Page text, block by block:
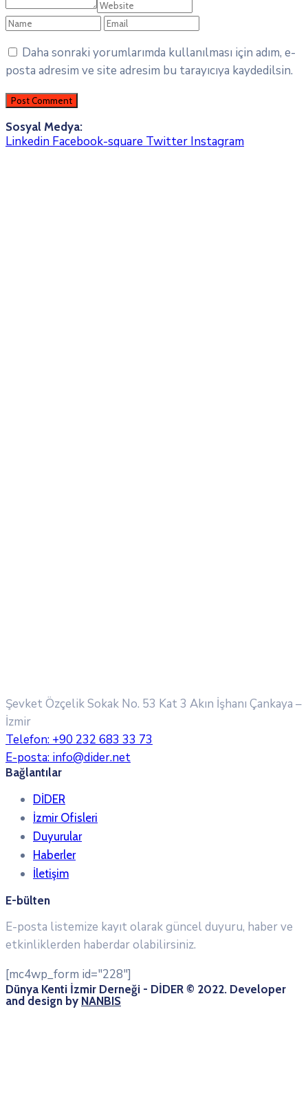
Daha sonraki yorumlarımda kullanılması için adım, e-
posta adresim ve site adresim bu tarayıcıya kaydedilsin.
Sosyal Medya:
Linkedin Facebook-square Twitter Instagram
Şevket Özçelik Sokak No. 53 Kat 3 Akın İşhanı Çankaya –
İzmir
Telefon: +90 232 683 33 73
E-posta: info@dider.net
Bağlantılar
DİDER
İzmir Ofisleri
Duyurular
Haberler
İletişim
E-bülten
E-posta listemize kayıt olarak güncel duyuru, haber ve
etkinliklerden haberdar olabilirsiniz.
[mc4wp_form id="228"]
Dünya Kenti İzmir Derneği - DİDER © 2022. Developer
and design by NANBIS